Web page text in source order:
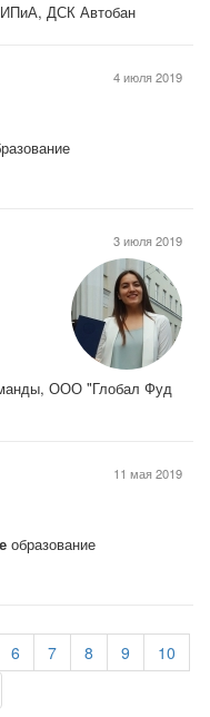
ДСК Автобан
4 июля 2019
3 июля 2019
ООО "Глобал Фуд
11 мая 2019
образование
6 7 8 9
10